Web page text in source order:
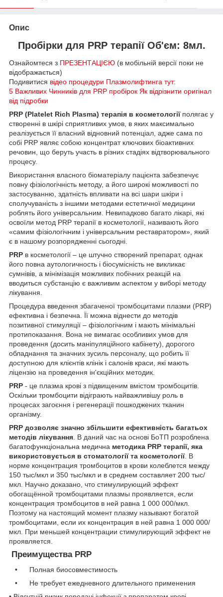
Опис
Пробірки для PRP терапії Об'єм: 8мл.
Ознайомтеся з ПРЕЗЕНТАЦІЄЮ (в мобільній версії поки не
відображається)
Подивитися відео процедури Плазмолифтинга тут:
5 Важливих Чинників для PRP пробірок Як відрізнити оригінал
від підробки
PRP (Platelet Rich Plasma) терапія в косметологіїполягає у
створенні в шкірі сприятливих умов, в яких максимально
реалізується її власний відновний потенціал, адже сама по
собі PRP являє собою концентрат ключових біоактивних
речовин, що беруть участь в різних стадіях відтворювального
процесу.
Використання власного біоматеріалу пацієнта забезпечує
повну фізіологічність методу, а його широкі можливості по
застосуванню, здатність впливати на всі шари шкіри і
сполучуваність з іншими методами естетичної медицини
роблять його універсальним. Невипадково багато лікарі, які
освоїли метод PRP терапії в косметології, називають його
«самим фізіологічним і універсальним реставратором», який
є в нашому розпорядженні сьогодні.
PRP в косметології – це штучно створений препарат, однак
його повна аутологичность і біосумісність не викликає
сумнівів, а мінімізація можливих побічних реакцій на
вводиться субстанцію є важливим аспектом у виборі методу
лікування.
Процедура введення збагаченої тромбоцитами плазми (PRP)
ефективна і безпечна. Її можна віднести до методів
позитивної стимуляції – фізіологічним і мають мінімальні
протипоказання. Вона не вимагає особливих умов для
проведення (досить маніпуляційного кабінету), дорогого
обладнання та значних зусиль персоналу, що робить її
доступною для клієнтів клінік і салонів краси, які мають
ліцензію на проведення ін'єкційних методик.
PRP - це плазма крові з підвищеним вмістом тромбоцитів.
Оскільки тромбоцити відіграють найважливішу роль в
процесах загоєння і регенерації пошкоджених тканин
організму.
PRP дозволяє значно збільшити ефективність багатьох
методів лікування. В даний час на основі БоТП розроблена
багатофункціональна медична методика PRP терапії, яка
використовується в стоматології та косметології. В
норме концентрация тромбоцитов в крови колеблется между
150 тыс/мкл и 350 тыс/мкл и в среднем составляет 200 тыс/
мкл. Научно доказано, что стимулирующий эффект
обогащённой тромбоцитами плазмы проявляется, если
концентрация тромбоцитов в ней равна 1 000 000/мкл.
Поэтому на настоящий момент плазму называют богатой
тромбоцитами, если их концентрация в ней равна 1 000 000/
мкл. При меньшей концентрации стимулирующий эффект не
проявляется.
Преимущества PRP
• Полная биосовместимость
• Не требует ежедневного длительного применения